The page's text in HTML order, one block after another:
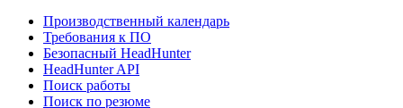
Производственный календарь
Требования к ПО
Безопасный HeadHunter
HeadHunter API
Поиск работы
Поиск по резюме